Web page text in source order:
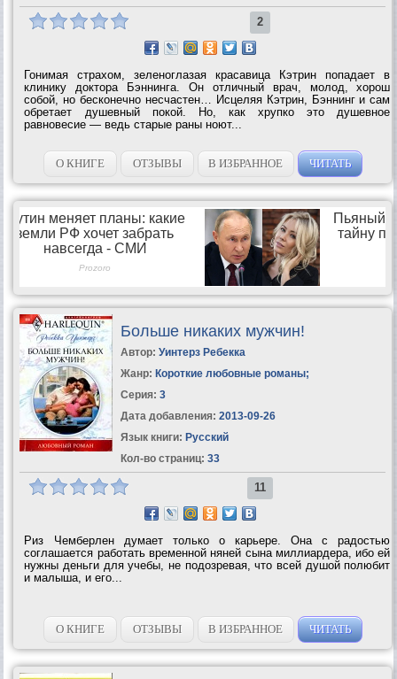
2
Гонимая страхом, зеленоглазая красавица Кэтрин попадает в
клинику доктора Бэннинга. Он отличный врач, молод, хорош
собой, но бесконечно несчастен… Исцеляя Кэтрин, Бэннинг и сам
обретает душевный покой. Но, как хрупко это душевное
равновесие — ведь старые раны ноют...
О КНИГЕ ОТЗЫВЫ В ИЗБРАННОЕ ЧИТАТЬ
Больше никаких мужчин!
Автор: Уинтерз Ребекка
Жанр: Короткие любовные романы;
Серия: 3
Дата добавления: 2013-09-26
Язык книги: Русский
Кол-во страниц: 33
11
Риз Чемберлен думает только о карьере. Она с радостью
соглашается работать временной няней сына миллиардера, ибо ей
нужны деньги для учебы, не подозревая, что всей душой полюбит
и малыша, и его...
О КНИГЕ ОТЗЫВЫ В ИЗБРАННОЕ ЧИТАТЬ